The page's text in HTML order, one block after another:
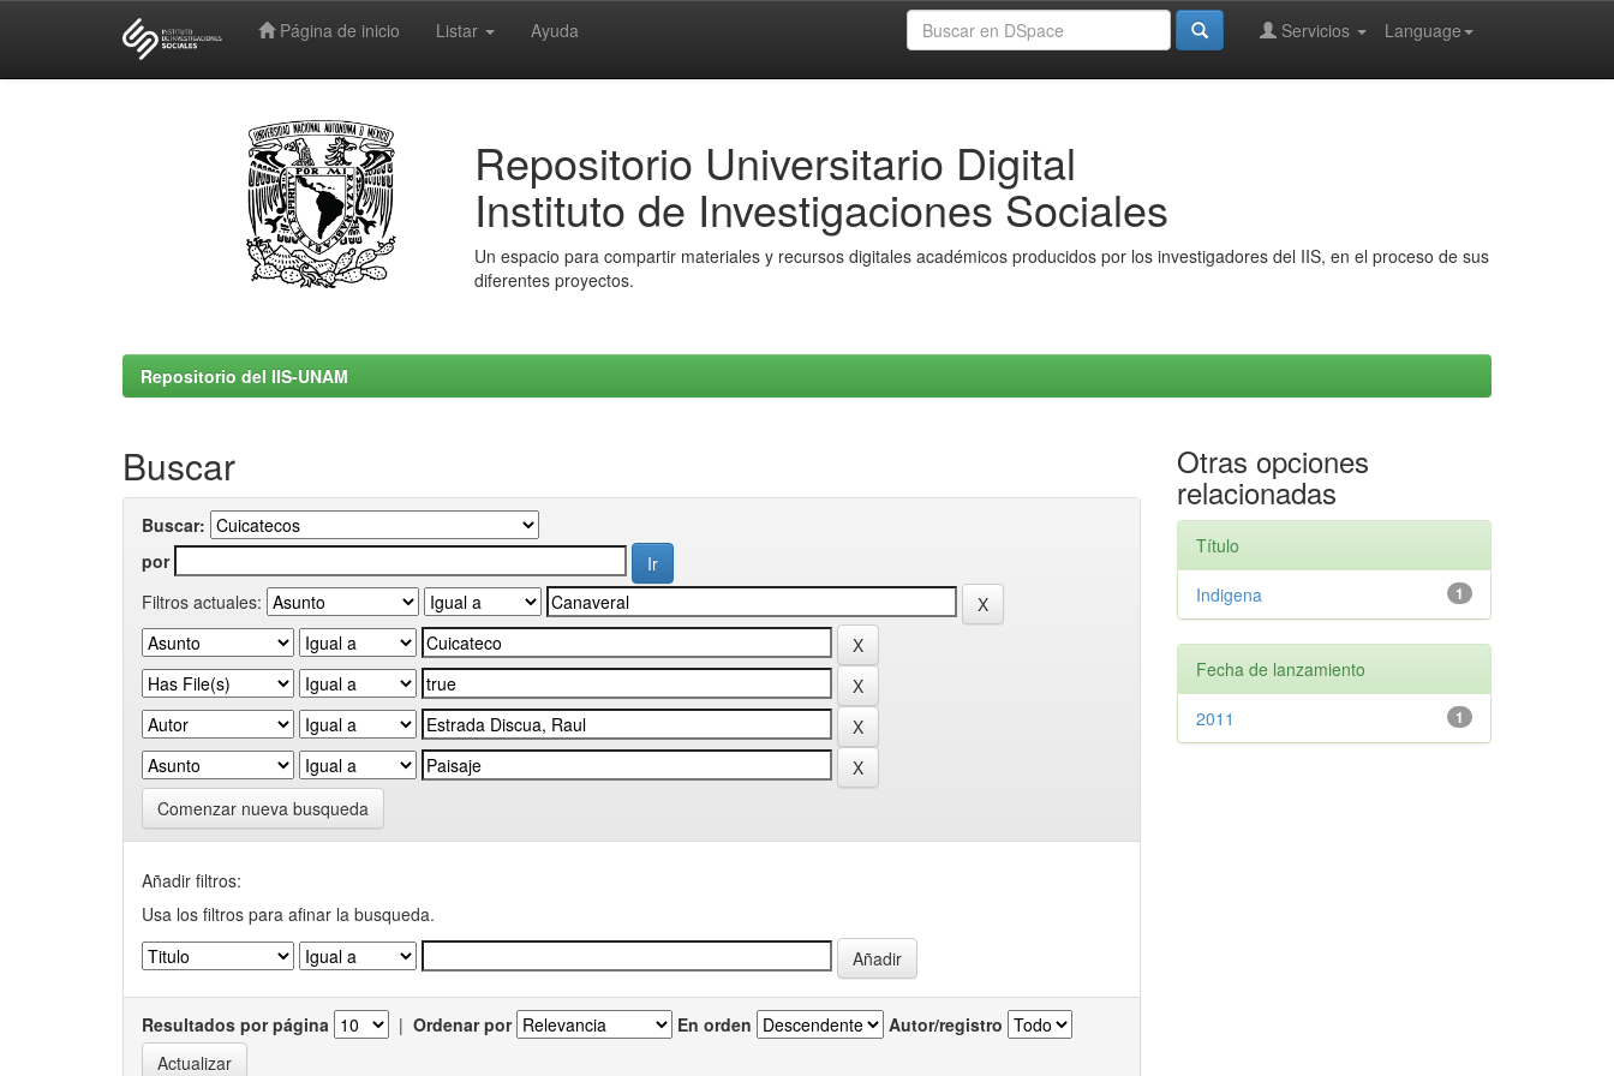
Página de inicio Listar Ayuda Language
Servicios
Repositorio Universitario Digital
Instituto de Investigaciones Sociales
Un espacio para compartir materiales y recursos digitales académicos producidos por los investigadores del IIS, en el proceso de sus
diferentes proyectos.
Repositorio del IIS-UNAM
Buscar
Buscar:
por
Filtros actuales:
Comenzar nueva busqueda
Añadir filtros:
Usa los filtros para afinar la busqueda.
Resultados por página | Ordenar por En orden Autor/registro
Otras opciones
relacionadas
Título
1
Indigena
Fecha de lanzamiento
1
2011